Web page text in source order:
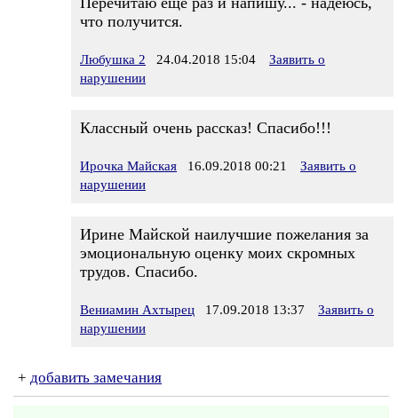
что получится.
Любушка 2 24.04.2018 15:04
Заявить о
нарушении
Классный очень рассказ! Спасибо!!!
Ирочка Майская 16.09.2018 00:21
Заявить о
нарушении
Ирине Майской наилучшие пожелания за
эмоциональную оценку моих скромных
трудов. Спасибо.
Вениамин Ахтырец 17.09.2018 13:37
Заявить о
нарушении
+ добавить замечания